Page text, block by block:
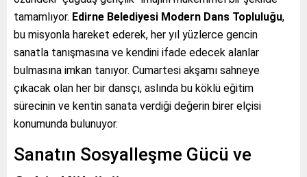
tamamlıyor. Edirne Belediyesi Modern Dans Topluluğu,
bu misyonla hareket ederek, her yıl yüzlerce gencin
sanatla tanışmasına ve kendini ifade edecek alanlar
bulmasına imkan tanıyor. Cumartesi akşamı sahneye
çıkacak olan her bir dansçı, aslında bu köklü eğitim
sürecinin ve kentin sanata verdiği değerin birer elçisi
konumunda bulunuyor.
Sanatın Sosyalleşme Gücü ve